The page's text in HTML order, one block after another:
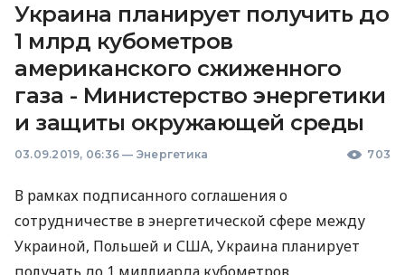
Украина планирует получить до
1 млрд кубометров
американского сжиженного
газа - Министерство энергетики
и защиты окружающей среды
03.09.2019, 06:36 — Энергетика 703
В рамках подписанного соглашения о
сотрудничестве в энергетической сфере между
Украиной, Польшей и США, Украина планирует